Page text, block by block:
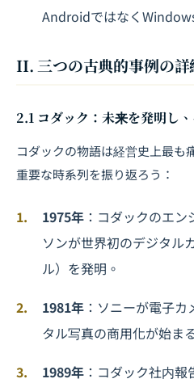
Androidではなく
II. 三つの古典的事例の詳
2.1 コダック：未来を発明し
コダックの物語は経営史上最も
重要な時系列を振り返ろう：
1975年 ：コダックのエ
ソンが世界初のデジタル
ル）を発明。
1981年 ：ソニーが電子
タル写真の商用化が始ま
1989年 ：コダック社内